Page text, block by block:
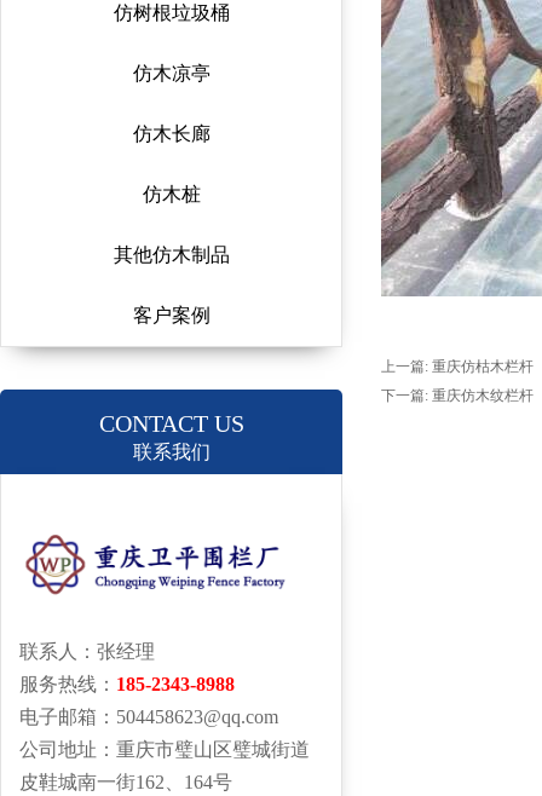
仿树根垃圾桶
仿木凉亭
仿木长廊
仿木桩
其他仿木制品
客户案例
CONTACT US
联系我们
联系人：张经理
服务热线： 185-2343-8988
电子邮箱：504458623@qq.com
公司地址：重庆市璧山区璧城街道
皮鞋城南一街162、164号
上一篇: 重庆仿枯木栏杆
下一篇: 重庆仿木纹栏杆